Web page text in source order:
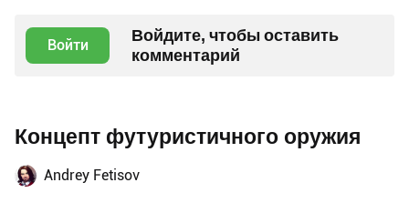
Войти
Войдите, чтобы оставить
комментарий
Концепт футуристичного оружия
Andrey Fetisov